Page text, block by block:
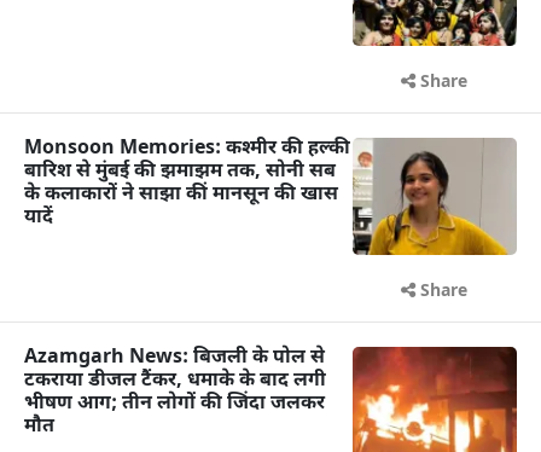
Share
Monsoon Memories: कश्मीर की हल्की
बारिश से मुंबई की झमाझम तक, सोनी सब
के कलाकारों ने साझा कीं मानसून की खास
यादें
Share
Azamgarh News: बिजली के पोल से
टकराया डीजल टैंकर, धमाके के बाद लगी
भीषण आग; तीन लोगों की जिंदा जलकर
मौत